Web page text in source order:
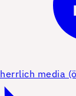
herrlich media